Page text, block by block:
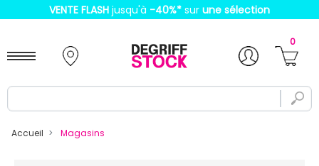
VENTE FLASH jusqu'à -40%* sur une sélection
0
Accueil Magasins